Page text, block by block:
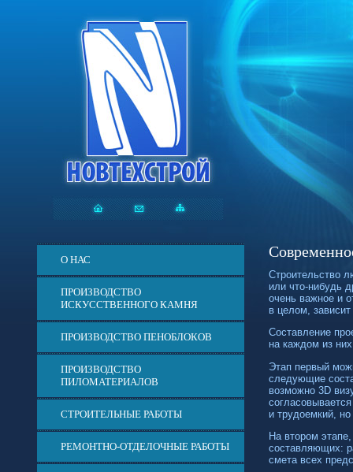
О НАС
ПРОИЗВОДСТВО
ИСКУССТВЕННОГО КАМНЯ
ПРОИЗВОДСТВО ПЕНОБЛОКОВ
ПРОИЗВОДСТВО
ПИЛОМАТЕРИАЛОВ
СТРОИТЕЛЬНЫЕ РАБОТЫ
РЕМОНТНО-ОТДЕЛОЧНЫЕ РАБОТЫ
Строительство
или что-нибудь
очень важное и
в целом,
Составление
на каждом из
Этап первый
следующие
возможно 3D
и трудоемкий,
На втором
составляющих:
смета всех